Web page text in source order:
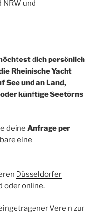
NRW und
dich persönlich
Rheinische Yacht
See und an Land,
künftige Seetörns
deine Anfrage per
eine
Düsseldorfer
oder online.
Verein zur